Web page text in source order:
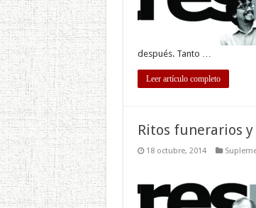
después. Tanto …
Leer artículo completo
Ritos funerarios
18 octubre, 2014